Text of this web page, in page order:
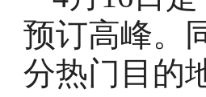
预订高峰。
分热门目的